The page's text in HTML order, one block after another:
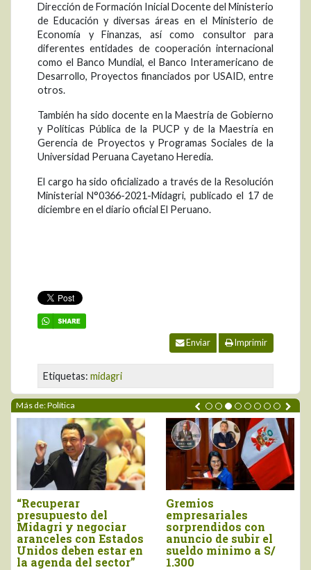
Dirección de Formación Inicial Docente del Ministerio
de Educación y diversas áreas en el Ministerio de
Economía y Finanzas, así como consultor para
diferentes entidades de cooperación internacional
como el Banco Mundial, el Banco Interamericano de
Desarrollo, Proyectos financiados por USAID, entre
otros.
También ha sido docente en la Maestría de Gobierno
y Políticas Pública de la PUCP y de la Maestría en
Gerencia de Proyectos y Programas Sociales de la
Universidad Peruana Cayetano Heredia.
El cargo ha sido oficializado a través de la Resolución
Ministerial N°0366-2021-Midagri, publicado el 17 de
diciembre en el diario oficial El Peruano.
Enviar Imprimir
Etiquetas: midagri
Más de: Política
en
Gremios
empresariales
sorprendidos con
anuncio de subir el
sueldo mínimo a S/
1.300
ADEX saluda
anuncios de
presidenta Keiko
Fujimori